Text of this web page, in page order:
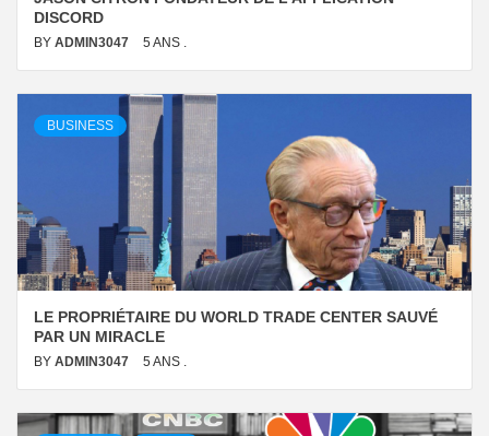
DISCORD
BY ADMIN3047 5 ANS .
BUSINESS
LE PROPRIÉTAIRE DU WORLD TRADE CENTER SAUVÉ
PAR UN MIRACLE
BY ADMIN3047 5 ANS .